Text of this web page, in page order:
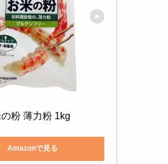
粉 薄力粉 1kg
Amazonで見る